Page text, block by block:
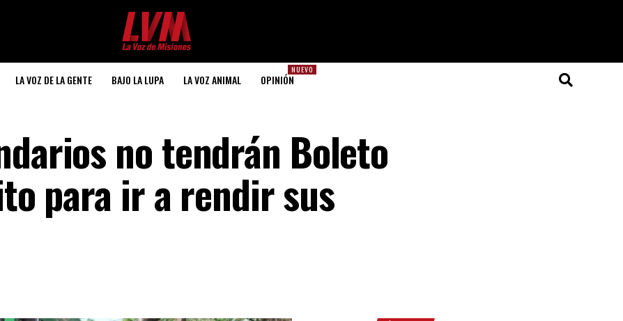
LA VOZ DE LA GENTE BAJO LA LUPA LA VOZ ANIMAL
NUEVO
OPINIÓN
no tendrán Boleto
para ir a rendir sus